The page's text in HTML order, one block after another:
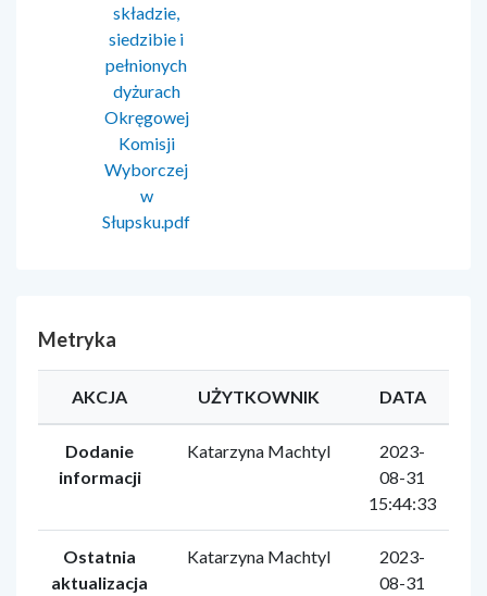
składzie,
siedzibie i
pełnionych
dyżurach
Okręgowej
Komisji
Wyborczej
w
Słupsku.pdf
Metryka
AKCJA UŻYTKOWNIK DATA
Dodanie
informacji
Katarzyna Machtyl
2023-
08-31
15:44:33
Ostatnia
aktualizacja
Katarzyna Machtyl
2023-
08-31